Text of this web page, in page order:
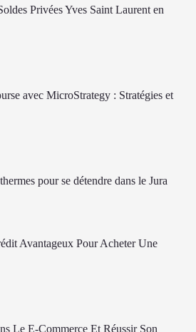
Privées Yves Saint Laurent en
avec MicroStrategy : Stratégies et
pour se détendre dans le Jura
Avantageux Pour Acheter Une
Le E-Commerce Et Réussir Son